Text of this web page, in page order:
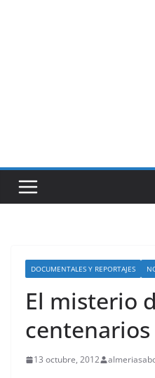
DOCUMENTALES Y REPORTAJES
El misterio
centenarios
13 octubre, 2012